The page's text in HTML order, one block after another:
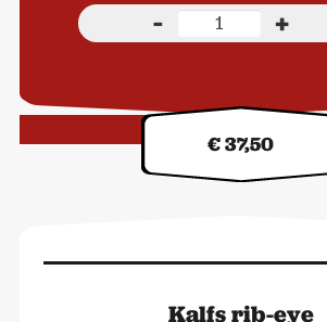
-
Kalfsoester
aantal
+
€ 37,50
Kalfs rib-eye